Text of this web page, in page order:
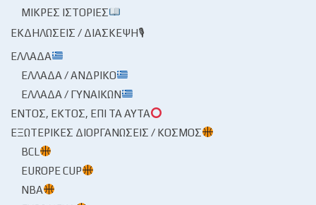
ΜΙΚΡΈΣ ΙΣΤΟΡΊΕΣ
ΕΚΔΗΛΏΣΕΙΣ / ΔΙΆΣΚΕΨΗ🎙
ΕΛΛΆΔΑ
ΕΛΛΆΔΑ / ΑΝΔΡΙΚΌ
ΕΛΛΆΔΑ / ΓΥΝΑΙΚΏΝ
ΕΝΤΌΣ, ΕΚΤΌΣ, ΕΠΊ ΤΑ ΑΥΤΆ
ΕΞΩΤΕΡΙΚΈΣ ΔΙΟΡΓΑΝΏΣΕΙΣ / ΚΌΣΜΟΣ
BCL
EUROPE CUP
NBA